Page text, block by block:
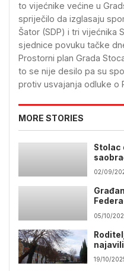
to vijećnike većine u
spriječilo da izglasaju
Šator (SDP) i tri vijećnika
sjednice povuku tačke
Prostorni plan Grada
to se nije desilo pa su
protiv usvajanja odluke o
MORE STORIES
Stolac
02/09/
05/10/
19/10/